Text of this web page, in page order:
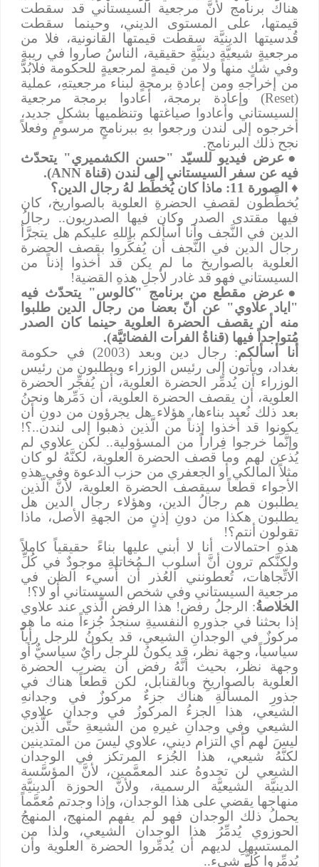
هناك برنامج لأنَّ مرجعية السيستاني قد سقطت
قيمتها، على المستوى الديني، وحينما سقطت
قُدسيتها الدينيَّة سقطت قيمتها القانونية، فلا من
مرجعيةٍ شيعيَّةٍ دينيَّةٍ حقيقية، الناسُ صاروا في ريبةٍ
وفي شكٍ منها ولا من قيمةٍ لمرجعيةٍ للحكومة فلابُدَّ
من إخراجهِ ومن إعادةِ برمجةٍ لبناء مرجعيتهِ، عملية
Reset) وإعادة برمجة، أعادوا برمجة مرجعية
السيستاني وأعادوا صياغتها وتنظميها بشكلٍ جديد،
أخرجوه إلى لندن ورجعوا بهِ ببرنامجٍ مرسومٍ وفعلاً
نجح ذلك البرنامج.
●عرض فيديو للسيّد "حسن الكشميري" يتحدّث
فيه عن سفر السيستاني إلى لندن (قناةANN
).
♦الصورة 11: ماذا كان يُخطِّط لهُ رجال الدين؟
يُخطِّطون لقصفِ الحضرةِ العلوية بالصواريخ، كان
فيها مقتدى الصدر وكان فيها الصدريون.. رجالُ
الدين في النَّجف وأنا أسألكم باللهِ عليكم هل يتجرَّأ
رجال الدين في النَّجف أن يُفكِّروا بقصف الحضرة
العلوية بالصواريخ ما لم يكن قد أخذوا إذناً من
السيستاني فهو قد غادر لأجلِ هذهِ القضية!
●عرض مقطع من برنامج "كالوس" يتحدّث فيه
"اياد علاوي" عن أنّ بعضا من رجال الدين طلبوا
منه أن يقصف الحضرة العلوية حينما كان الصدر
مُتواجداً فيها (قناةُ الفرات الفضائيَّة).
أنا أسألكم
: رجال دين وبعد (2003) في حكومة
بغداد، ويأتون إلى رئيس الوزراء ويطلبون من رئيس
الوزراء أن يُدمِّر الحضرة العلوية، أن يُفجِّر الحضرة
العلوية، أن يقصف الحضرة العلوية، أن دَمِّرها ونحنُ
بعد ذلك نُعيد بناءها، هؤلاء هل يجرؤون من دونِ أن
يكونوا قد أخذوا إذناً من الَّذين ذهبوا إلى لندن..؟!
وإنَّما خرجوا فِراراً من المسؤولية.. لكن علاوي لم
يُذعن لهم وما قصف الحضرة العلوية، لكنَّهُ لو كان
مثلاً المالكي أو الجعفري من حزب الدعوة وفي هذهِ
الأجواء قطعاً سيقصف الحضرة العلوية، لأنَّ الَّذين
يطلبون هم رجالُ الدين، وهؤلاء رجال الدين هل
يطلبون هكذا من دونِ إذنٍ من الجهةِ الأصل، ماذا
تقولون أنتم؟!
هذهِ احتمالات أنا لا أبني عليها بناءً حقيقياً كاملاً
ولكنَّكم ترون أنَّ أسلوب الـمُخاتلةِ موجودٌ في كُلِّ
الاتِّجاهات، تُعطونني العُذر أن أُسيء الظن في
مرجعية السيستاني وفي شخص السيستاني أو لا؟!
الخلاصةُ: الرجلُ رفض! هذا الرفض الَّذي عند علاوي
إذا بحثنا في جذورهِ النفسيةِ سنجدُ جُزءاً منه ما هو
مركوزٌ في الوجدانِ الشيعي، قد يكونُ للرجل رأياً
سياسياً، وجهة نظر، قد يكونُ للرجل رأيٌ سياسيٌّ أو
وجهة نظر، بحيث أنَّهُ رفض أن يضرب الحضرة
العلوية بالصواريخِ وبالقنابل، لكن قطعاً هناك في
جذورِ المسألةِ هناك جزءٌ مركوزٌ في وجدانهِ
الشيعي، هذا الجزءُ المركوزُ في وجدان علاوي
الشيعي وفي وجدانِ غيرهِ من الشيعةِ حتَّى الَّذين
ليسَ لهم أي التزام ديني، علاوي ليسَ من المتدينين
لكنَّهُ شيعي، هذا الجُزء المرتكز في الوجدان
الشيعي لن تجدوهُ عند المعمَّمين، لأنَّ المؤسَّسة
الدينيَّة الشيعيَّة الرسمية، ولأنَّ الحوزة الدينيَّة
منهاجها يقضي على هذا الوجدان، وإذا وجدتم مُعمَّماً
يحملُ ذلك الوجدان فهو لم يفهم المنهج، المنهجُ
الحوزوي يُدمِّرُ هذا الوجدان الشيعي، ولذا من
المستسهلِ لديهم أن يُدمِّروا الحضرة العلوية وأن
يُدمِّروا كُلَّ شيء..